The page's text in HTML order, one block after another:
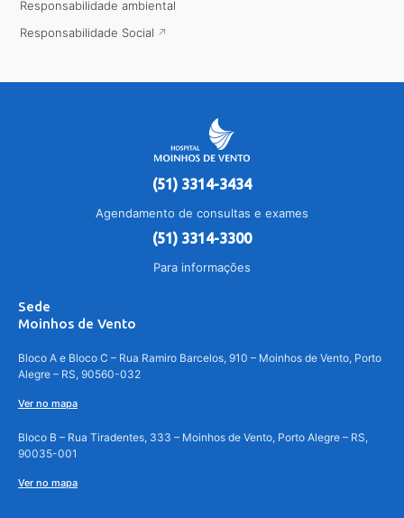
Responsabilidade ambiental
Responsabilidade Social
(51) 3314-3434
Agendamento de consultas e exames
(51) 3314-3300
Para informações
Sede
Moinhos de Vento
Bloco A e Bloco C – Rua Ramiro Barcelos, 910 – Moinhos de Vento, Porto
Alegre – RS, 90560-032
Ver no mapa
Bloco B – Rua Tiradentes, 333 – Moinhos de Vento, Porto Alegre – RS,
90035-001
Ver no mapa